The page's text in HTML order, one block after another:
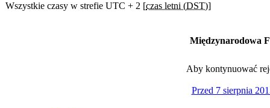
Wszystkie czasy w strefie UTC + 2 [czas letni (DST)]
Międzynarodowa
Aby kontynuować
Przed 7 sierpnia